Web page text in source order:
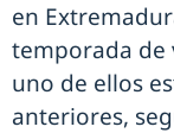
en
temporada de
uno de ellos
anteriores,